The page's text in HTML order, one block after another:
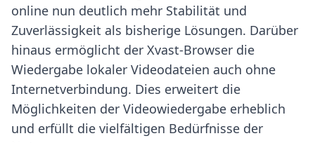
online nun deutlich mehr Stabilität und
Zuverlässigkeit als bisherige Lösungen. Darüber
hinaus ermöglicht der Xvast-Browser die
Wiedergabe lokaler Videodateien auch ohne
Internetverbindung. Dies erweitert die
Möglichkeiten der Videowiedergabe erheblich
und erfüllt die vielfältigen Bedürfnisse der